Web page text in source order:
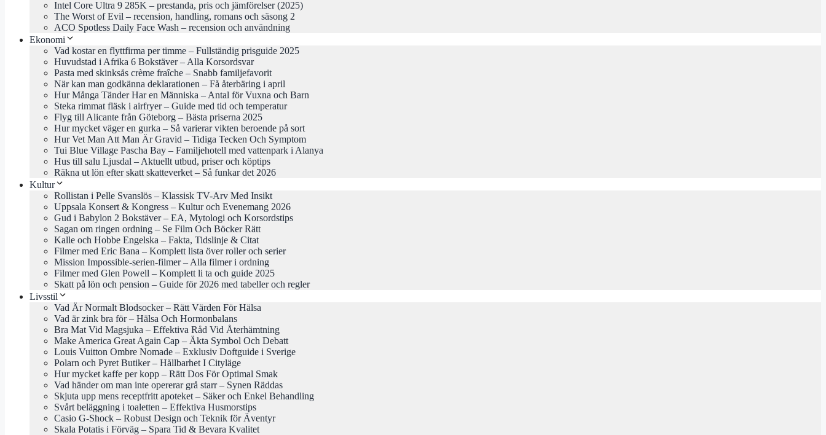
Intel Core Ultra 9 285K – prestanda, pris och jämförelser (2025)
The Worst of Evil – recension, handling, romans och säsong 2
ACO Spotless Daily Face Wash – recension och användning
Ekonomi
Vad kostar en flyttfirma per timme – Fullständig prisguide 2025
Huvudstad i Afrika 6 Bokstäver – Alla Korsordsvar
Pasta med skinksås crème fraîche – Snabb familjefavorit
När kan man godkänna deklarationen – Få återbäring i april
Hur Många Tänder Har en Människa – Antal för Vuxna och Barn
Steka rimmat fläsk i airfryer – Guide med tid och temperatur
Flyg till Alicante från Göteborg – Bästa priserna 2025
Hur mycket väger en gurka – Så varierar vikten beroende på sort
Hur Vet Man Att Man Är Gravid – Tidiga Tecken Och Symptom
Tui Blue Village Pascha Bay – Familjehotell med vattenpark i Alanya
Hus till salu Ljusdal – Aktuellt utbud, priser och köptips
Räkna ut lön efter skatt skatteverket – Så funkar det 2026
Kultur
Rollistan i Pelle Svanslös – Klassisk TV-Arv Med Insikt
Uppsala Konsert & Kongress – Kultur och Evenemang 2026
Gud i Babylon 2 Bokstäver – EA, Mytologi och Korsordstips
Sagan om ringen ordning – Se Film Och Böcker Rätt
Kalle och Hobbe Engelska – Fakta, Tidslinje & Citat
Filmer med Eric Bana – Komplett lista över roller och serier
Mission Impossible-serien-filmer – Alla filmer i ordning
Filmer med Glen Powell – Komplett li ta och guide 2025
Skatt på lön och pension – Guide för 2026 med tabeller och regler
Livsstil
Vad Är Normalt Blodsocker – Rätt Värden För Hälsa
Vad är zink bra för – Hälsa Och Hormonbalans
Bra Mat Vid Magsjuka – Effektiva Råd Vid Återhämtning
Make America Great Again Cap – Äkta Symbol Och Debatt
Louis Vuitton Ombre Nomade – Exklusiv Doftguide i Sverige
Polarn och Pyret Butiker – Hållbarhet I Cityläge
Hur mycket kaffe per kopp – Rätt Dos För Optimal Smak
Vad händer om man inte opererar grå starr – Synen Räddas
Skjuta upp mens receptfritt apoteket – Säker och Enkel Behandling
Svårt beläggning i toaletten – Effektiva Husmorstips
Casio G-Shock – Robust Design och Teknik för Äventyr
Skala Potatis i Förväg – Spara Tid & Bevara Kvalitet